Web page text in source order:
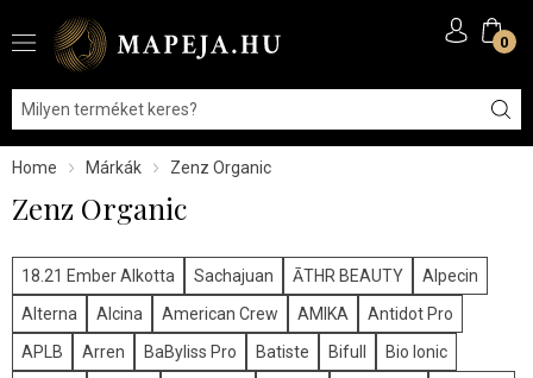
0
Home Márkák Zenz Organic
Zenz Organic
18.21 Ember Alkotta Sachajuan ĀTHR BEAUTY
Alpecin
Alterna
Alcina American Crew AMIKA
Antidot Pro
APLB
Arren BaByliss Pro Batiste Bifull
Bio Ionic